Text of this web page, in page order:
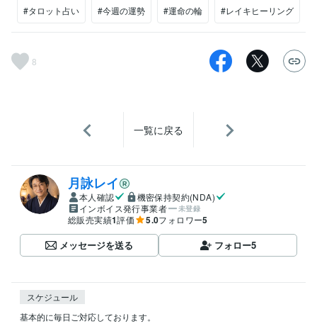
#タロット占い #今週の運勢 #運命の輪 #レイキヒーリング
8
一覧に戻る
月詠レイ
本人確認
機密保持契約(NDA)
インボイス発行事業者
未登録
総販売実績1評価 5.0フォロワー5
メッセージを送る フォロー5
スケジュール
基本的に毎日ご対応しております。